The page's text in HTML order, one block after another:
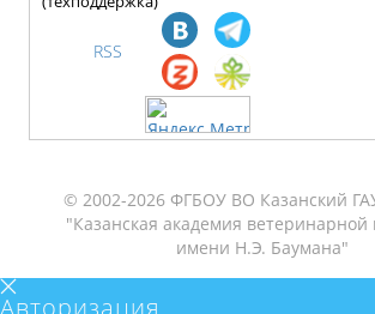
RSS
© 2002-2026 ФГБОУ ВО Казанский
"Казанская академия
имени Н.Э. Баумана"
Авторизация